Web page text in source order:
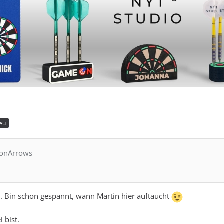
Bin schon gespannt, wann Martin hier auftaucht
bist.